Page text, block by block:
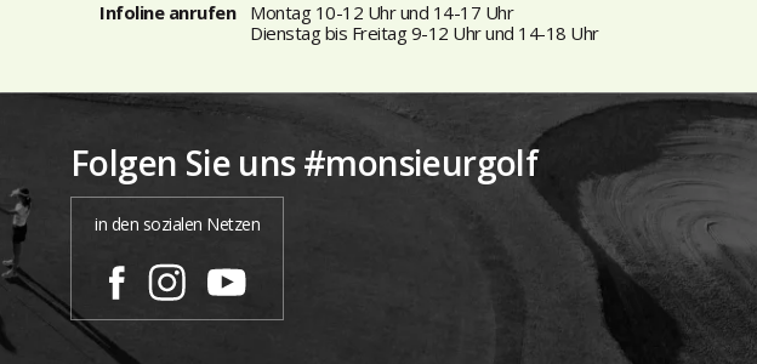
Infoline anrufen
Montag 10-12 Uhr und 14-17 Uhr
Dienstag bis Freitag 9-12 Uhr und 14-18 Uhr
Folgen Sie uns #monsieurgolf
in den sozialen Netzen